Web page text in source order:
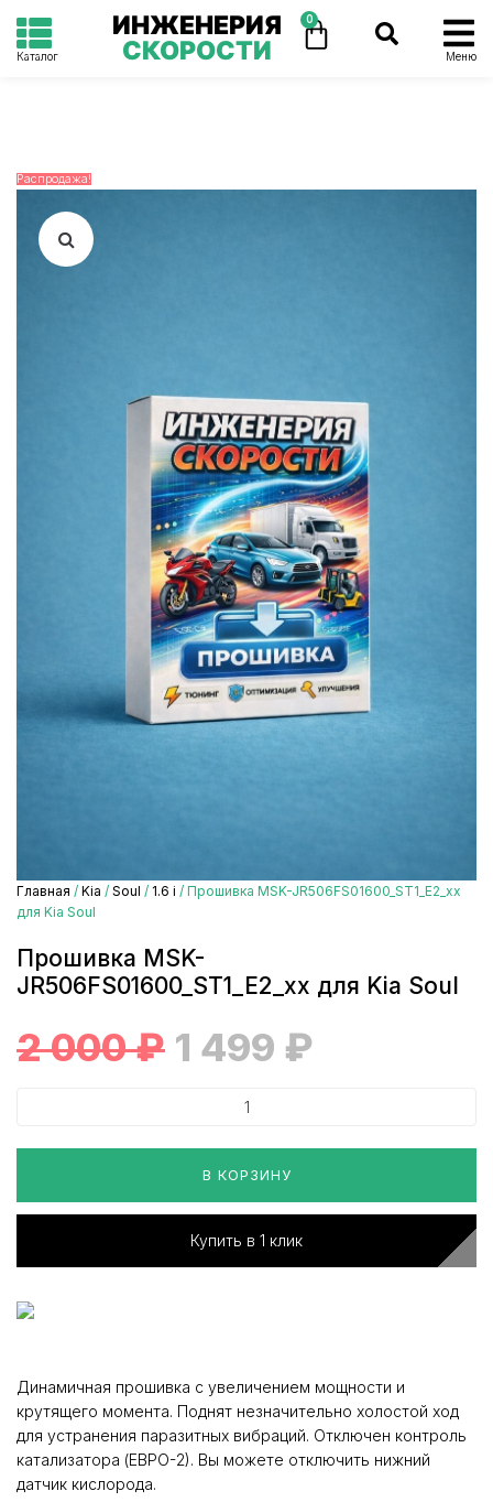
Каталог
ИНЖЕНЕРИЯ
СКОРОСТИ
0
Меню
Распродажа!
Главная / Kia / Soul / 1.6 i / Прошивка MSK-JR506FS01600_ST1_E2_xx
для Kia Soul
Прошивка MSK-
JR506FS01600_ST1_E2_xx для Kia Soul
2 000₽ 1 499 ₽
В КОРЗИНУ
Купить в 1 клик
Динамичная прошивка с увеличением мощности и
крутящего момента. Поднят незначительно холостой ход
для устранения паразитных вибраций. Отключен контроль
катализатора (ЕВРО-2). Вы можете отключить нижний
датчик кислорода.